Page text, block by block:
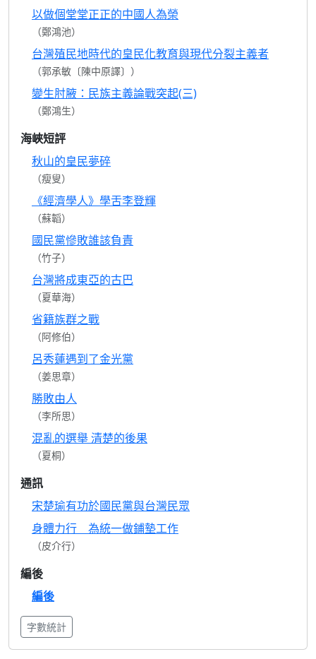
以做個堂堂正正的中國人為榮
（鄭鴻池）
台灣殖民地時代的皇民化教育與現代分裂主義者
（郭承敏〔陳中原譯〕）
變生肘腋：民族主義論戰突起(三)
（鄭鴻生）
海峽短評
秋山的皇民夢碎
（瘦叟）
《經濟學人》學舌李登輝
（蘇韜）
國民黨慘敗誰該負責
（竹子）
台灣將成東亞的古巴
（夏華海）
省籍族群之戰
（阿修伯）
呂秀蓮遇到了金光黨
（姜思章）
勝敗由人
（李所思）
混亂的選舉 清楚的後果
（夏桐）
通訊
宋楚瑜有功於國民黨與台灣民眾
身體力行 為統一做鋪墊工作
（皮介行）
編後
編後
字數統計